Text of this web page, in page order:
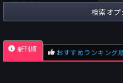
著者名
国
出版社
検索オ
新刊順 おすすめランキング